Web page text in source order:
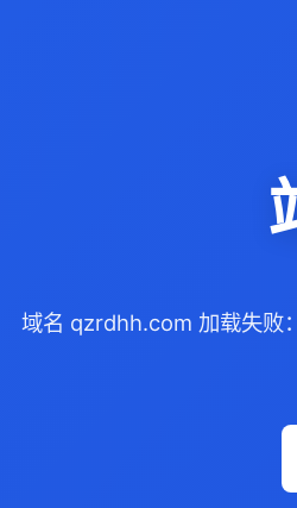
域名 qzrdhh.com 加载失败